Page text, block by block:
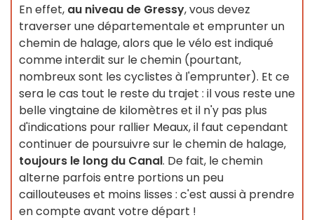
En effet, au niveau de Gressy, vous devez
traverser une départementale et emprunter un
chemin de halage, alors que le vélo est indiqué
comme interdit sur le chemin (pourtant,
nombreux sont les cyclistes à l'emprunter). Et ce
sera le cas tout le reste du trajet : il vous reste une
belle vingtaine de kilomètres et il n'y pas plus
d'indications pour rallier Meaux, il faut cependant
continuer de poursuivre sur le chemin de halage,
toujours le long du Canal. De fait, le chemin
alterne parfois entre portions un peu
caillouteuses et moins lisses : c'est aussi à prendre
en compte avant votre départ !